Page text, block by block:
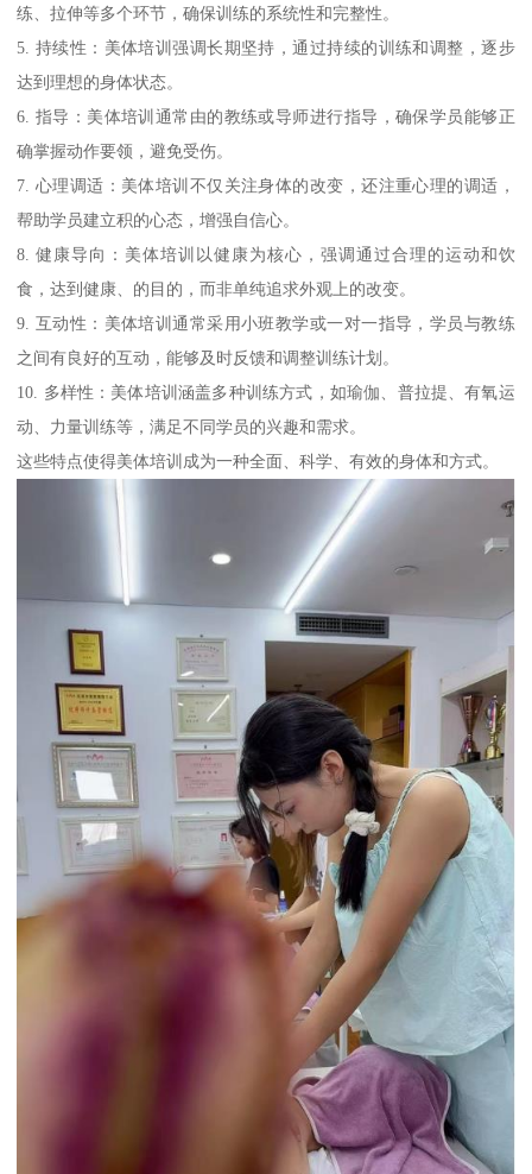
练、拉伸等多个环节，确保训练的系统性和完整性。
5. 持续性：美体培训强调长期坚持，通过持续的训练和调整，逐步
达到理想的身体状态。
6. 指导：美体培训通常由的教练或导师进行指导，确保学员能够正
确掌握动作要领，避免受伤。
7. 心理调适：美体培训不仅关注身体的改变，还注重心理的调适，
帮助学员建立积的心态，增强自信心。
8. 健康导向：美体培训以健康为核心，强调通过合理的运动和饮
食，达到健康、的目的，而非单纯追求外观上的改变。
9. 互动性：美体培训通常采用小班教学或一对一指导，学员与教练
之间有良好的互动，能够及时反馈和调整训练计划。
10. 多样性：美体培训涵盖多种训练方式，如瑜伽、普拉提、有氧运
动、力量训练等，满足不同学员的兴趣和需求。
这些特点使得美体培训成为一种全面、科学、有效的身体和方式。